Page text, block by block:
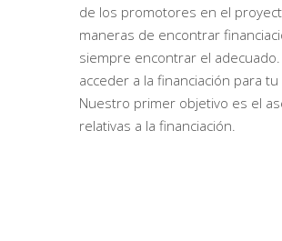
de los promotores en el
maneras de encontrar
siempre encontrar el
acceder a la financiación para
Nuestro primer objetivo es el
relativas a la financiación.